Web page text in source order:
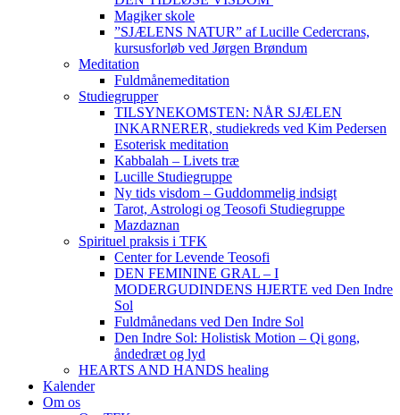
Magiker skole
”SJÆLENS NATUR” af Lucille Cedercrans,
kursusforløb ved Jørgen Brøndum
Meditation
Fuldmånemeditation
Studiegrupper
TILSYNEKOMSTEN: NÅR SJÆLEN
INKARNERER, studiekreds ved Kim Pedersen
Esoterisk meditation
Kabbalah – Livets træ
Lucille Studiegruppe
Ny tids visdom – Guddommelig indsigt
Tarot, Astrologi og Teosofi Studiegruppe
Mazdaznan
Spirituel praksis i TFK
Center for Levende Teosofi
DEN FEMININE GRAL – I
MODERGUDINDENS HJERTE ved Den Indre
Sol
Fuldmånedans ved Den Indre Sol
Den Indre Sol: Holistisk Motion – Qi gong,
åndedræt og lyd
HEARTS AND HANDS healing
Kalender
Om os